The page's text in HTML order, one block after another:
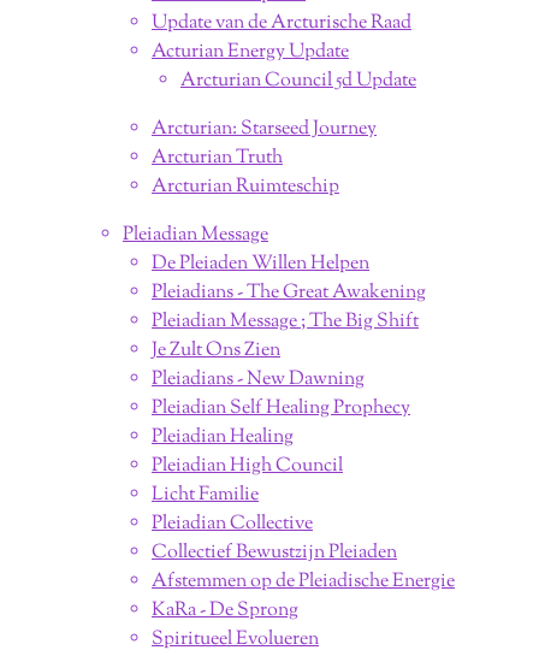
Update van de Arcturische Raad
Acturian Energy Update
Arcturian Council 5d Update
Arcturian: Starseed Journey
Arcturian Truth
Arcturian Ruimteschip
Pleiadian Message
De Pleiaden Willen Helpen
Pleiadians - The Great Awakening
Pleiadian Message ; The Big Shift
Je Zult Ons Zien
Pleiadians - New Dawning
Pleiadian Self Healing Prophecy
Pleiadian Healing
Pleiadian High Council
Licht Familie
Pleiadian Collective
Collectief Bewustzijn Pleiaden
Afstemmen op de Pleiadische Energie
KaRa - De Sprong
Spiritueel Evolueren